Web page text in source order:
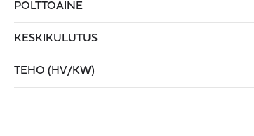
POLTTOAINE
KESKIKULUTUS
TEHO (HV/KW)